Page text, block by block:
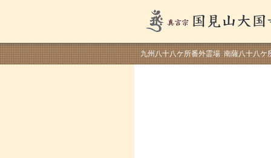
九州八十八ケ所番外霊場 南薩八十八